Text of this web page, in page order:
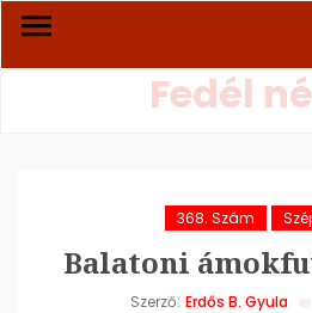
Fedél
368. Szám
Balatoni
Szerző: Erdős B. Gyula